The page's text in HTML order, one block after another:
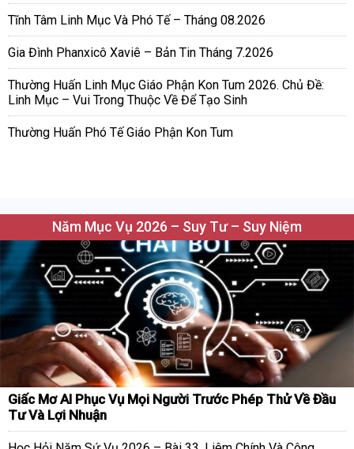
Tĩnh Tâm Linh Mục Và Phó Tế – Tháng 08.2026
Gia Đình Phanxicô Xaviê – Bản Tin Tháng 7.2026
Thường Huấn Linh Mục Giáo Phận Kon Tum 2026. Chủ Đề:
Linh Mục – Vui Trong Thuộc Về Để Tạo Sinh
Thường Huấn Phó Tế Giáo Phận Kon Tum
Năm Mục Vụ 2026 – Suy Tư – Suy Niệm
Giấc Mơ AI Phục Vụ Mọi Người Trước Phép Thử Về Đầu
Tư Và Lợi Nhuận